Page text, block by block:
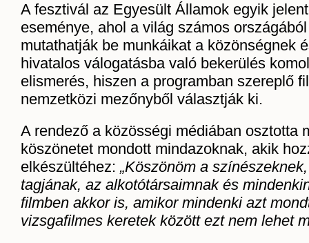
A fesztivál az Egyesült Államok egyik
eseménye, ahol a világ számos
mutathatják be munkáikat a közönségnek
hivatalos válogatásba való bekerülés
elismerés, hiszen a programban szereplő
nemzetközi mezőnyből választják ki.
A rendező a közösségi médiában osztotta
köszönetet mondott mindazoknak, akik
elkészültéhez: „Köszönöm a
tagjának, az alkotótársaimnak és
filmben akkor is, amikor mindenki azt
vizsgafilmes keretek között ezt nem lehet